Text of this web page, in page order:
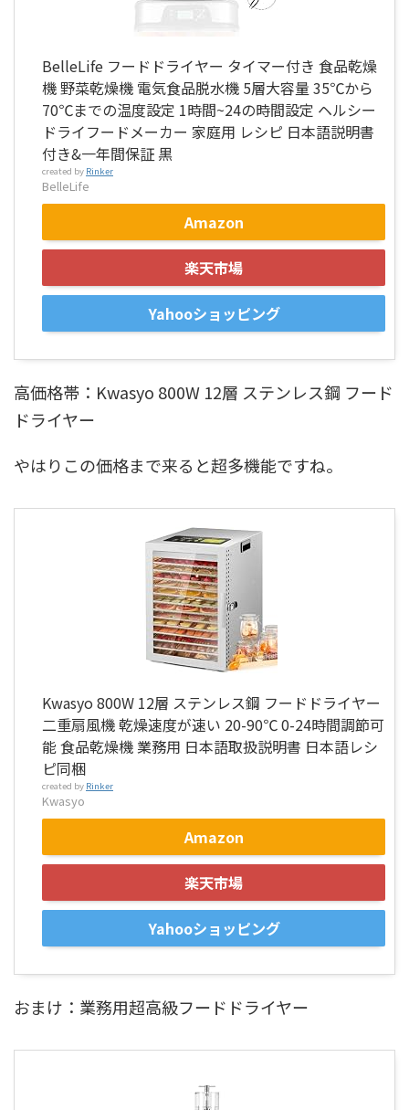
BelleLife フードドライヤー タイマー付き 食品乾燥
機 野菜乾燥機 電気食品脱水機 5層大容量 35℃から
70℃までの温度設定 1時間~24の時間設定 ヘルシー
ドライフードメーカー 家庭用 レシピ 日本語説明書
付き&一年間保証 黒
created by Rinker
BelleLife
Amazon
楽天市場
Yahooショッピング
高価格帯：Kwasyo 800W 12層 ステンレス鋼 フード
ドライヤー
やはりこの価格まで来ると超多機能ですね。
Kwasyo 800W 12層 ステンレス鋼 フードドライヤー
二重扇風機 乾燥速度が速い 20-90℃ 0-24時間調節可
能 食品乾燥機 業務用 日本語取扱説明書 日本語レシ
ピ同梱
created by Rinker
Kwasyo
Amazon
楽天市場
Yahooショッピング
おまけ：業務用超高級フードドライヤー